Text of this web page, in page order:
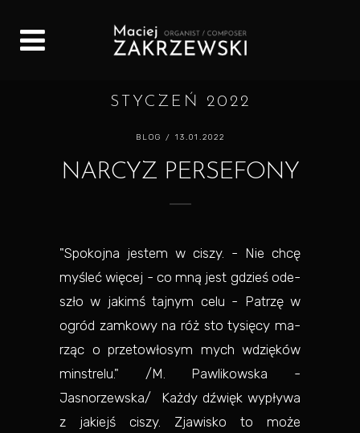
STYCZEŃ 2022
BLOG / 13.01.2022
NARCYZ PERSEFONY
"Spo­koj­na je­stem w ci­szy. - Nie chcę
my­śleć wię­cej - co mną jest gdzieś ode­
szło w ja­kimś taj­nym celu - Pa­trzę w
ogród zam­ko­wy na róż sto ty­się­cy ma­
rząc o prze­to­wło­sym mych wdzię­ków
min­stre­lu." /M. Pawlikowska -
Jasnorzewska/ Każdy dźwięk wypływa
z jakiejś ciszy. Zjawisko to może